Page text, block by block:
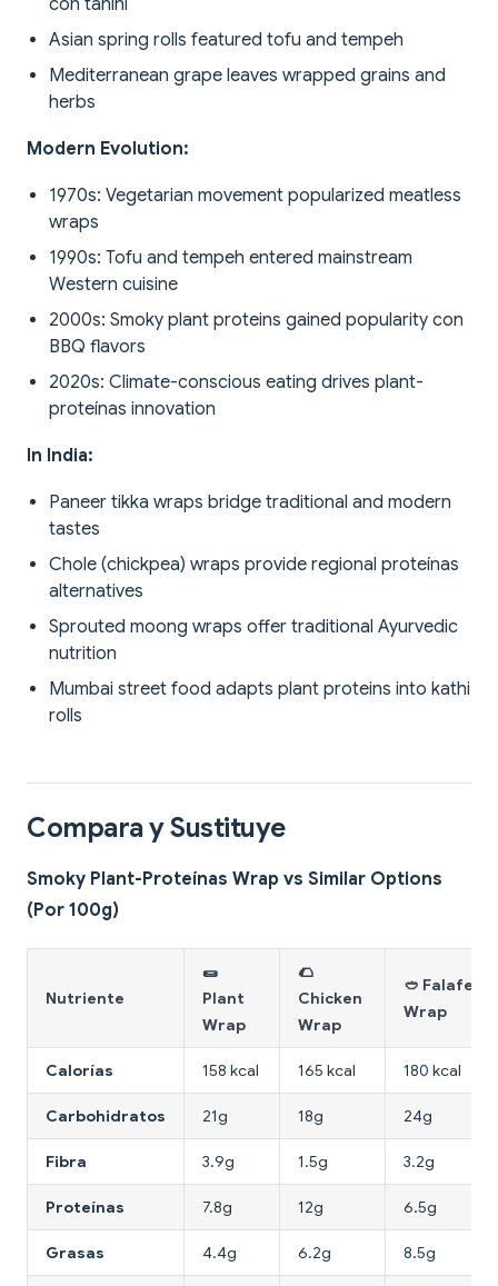
con tahini
Asian spring rolls featured tofu and tempeh
Mediterranean grape leaves wrapped grains and
herbs
Modern Evolution:
1970s: Vegetarian movement popularized meatless
wraps
1990s: Tofu and tempeh entered mainstream
Western cuisine
2000s: Smoky plant proteins gained popularity con
BBQ flavors
2020s: Climate-conscious eating drives plant-
proteínas innovation
In India:
Paneer tikka wraps bridge traditional and modern
tastes
Chole (chickpea) wraps provide regional proteínas
alternatives
Sprouted moong wraps offer traditional Ayurvedic
nutrition
Mumbai street food adapts plant proteins into kathi
rolls
Compara y Sustituye
Smoky Plant-Proteínas Wrap vs Similar Options
(Por 100g)
Nutriente
🌯
Plant
Wrap
🌮
Chicken
Wrap
🥙 Falafel
Wrap
Calorías 158 kcal 165 kcal 180 kcal
Carbohidratos 21g 18g 24g
Fibra 3.9g 1.5g 3.2g
Proteínas 7.8g 12g 6.5g
Grasas 4.4g 6.2g 8.5g